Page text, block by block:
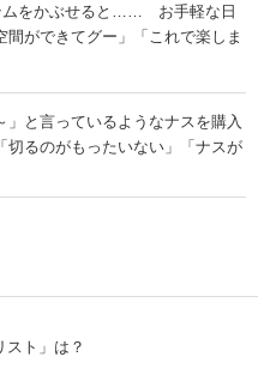
ムをかぶせると…… お手軽な日
間ができてグー」「これで楽しま
」と言っているようなナスを購入
るのがもったいない」「ナスが
スト」は？